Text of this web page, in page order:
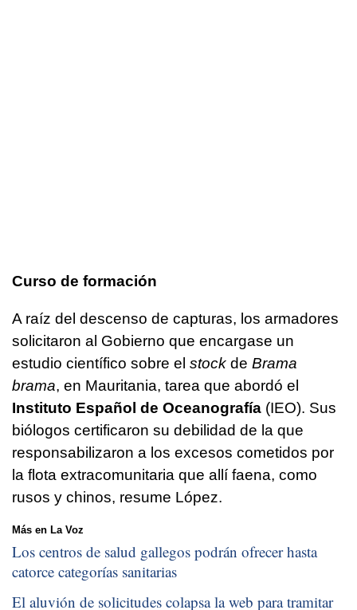
Curso de formación
A raíz del descenso de capturas, los armadores
solicitaron al Gobierno que encargase un
estudio científico sobre el stock de Brama
brama, en Mauritania, tarea que abordó el
Instituto Español de Oceanografía (IEO). Sus
biólogos certificaron su debilidad de la que
responsabilizaron a los excesos cometidos por
la flota extracomunitaria que allí faena, como
rusos y chinos, resume López.
Más en La Voz
Los centros de salud gallegos podrán ofrecer hasta
catorce categorías sanitarias
El aluvión de solicitudes colapsa la web para tramitar